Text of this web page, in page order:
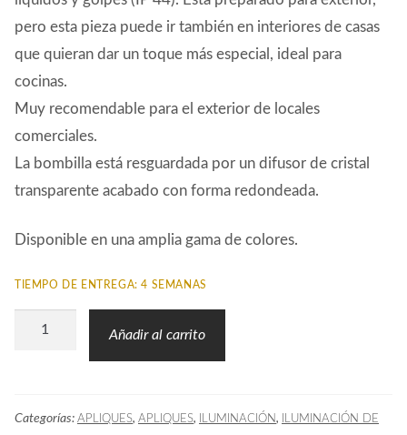
pero esta pieza puede ir también en interiores de casas
que quieran dar un toque más especial, ideal para
cocinas.
Muy recomendable para el exterior de locales
comerciales.
La bombilla está resguardada por un difusor de cristal
transparente acabado con forma redondeada.
Disponible en una amplia gama de colores.
TIEMPO DE ENTREGA: 4 SEMANAS
Aplique
Blanco
Añadir al carrito
Categorías: APLIQUES, APLIQUES, ILUMINACIÓN, ILUMINACIÓN DE